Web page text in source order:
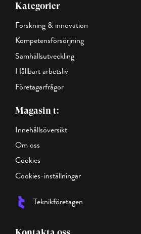
Kategorier
Forskning & innovation
Kompetensförsörjning
Samhällsutveckling
Hållbart arbetsliv
Företagarfrågor
Magasin t:
Innehållsöversikt
Om oss
Cookies
Cookies-inställningar
Teknikföretagen